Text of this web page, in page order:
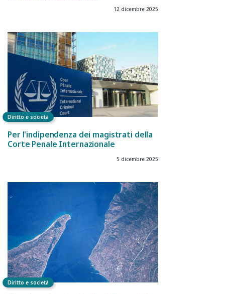
12 dicembre 2025
Diritto e società
Per l'indipendenza dei magistrati della
Corte Penale Internazionale
5 dicembre 2025
Diritto e società